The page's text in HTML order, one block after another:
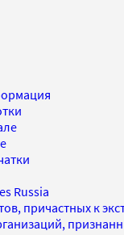
Russia
причастных к